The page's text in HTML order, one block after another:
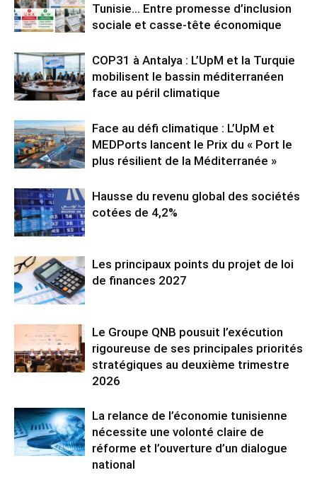
Tunisie… Entre promesse d’inclusion
sociale et casse-tête économique
COP31 à Antalya : L’UpM et la Turquie
mobilisent le bassin méditerranéen
face au péril climatique
Face au défi climatique : L’UpM et
MEDPorts lancent le Prix du « Port le
plus résilient de la Méditerranée »
Hausse du revenu global des sociétés
cotées de 4,2%
Les principaux points du projet de loi
de finances 2027
Le Groupe QNB pousuit l’exécution
rigoureuse de ses principales priorités
stratégiques au deuxième trimestre
2026
La relance de l’économie tunisienne
nécessite une volonté claire de
réforme et l’ouverture d’un dialogue
national